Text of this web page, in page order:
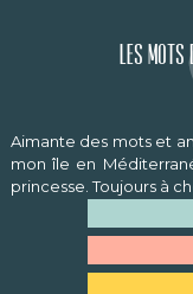
Les mots
Aimante des mots et
mon île en
princesse. Toujours à